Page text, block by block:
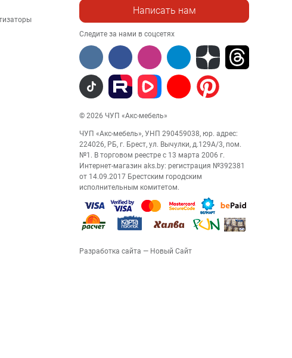
Написать нам
Следите за нами в соцсетях
© 2026 ЧУП «Акс-мебель»
ЧУП «Акс-мебель», УНП 290459038, юр. адрес:
224026, РБ, г. Брест, ул. Вычулки, д.129А/3, пом.
№1. В торговом реестре с 13 марта 2006 г.
Интернет-магазин aks.by: регистрация №392381
от 14.09.2017 Брестским городским
исполнительным комитетом.
Разработка сайта — Новый Сайт